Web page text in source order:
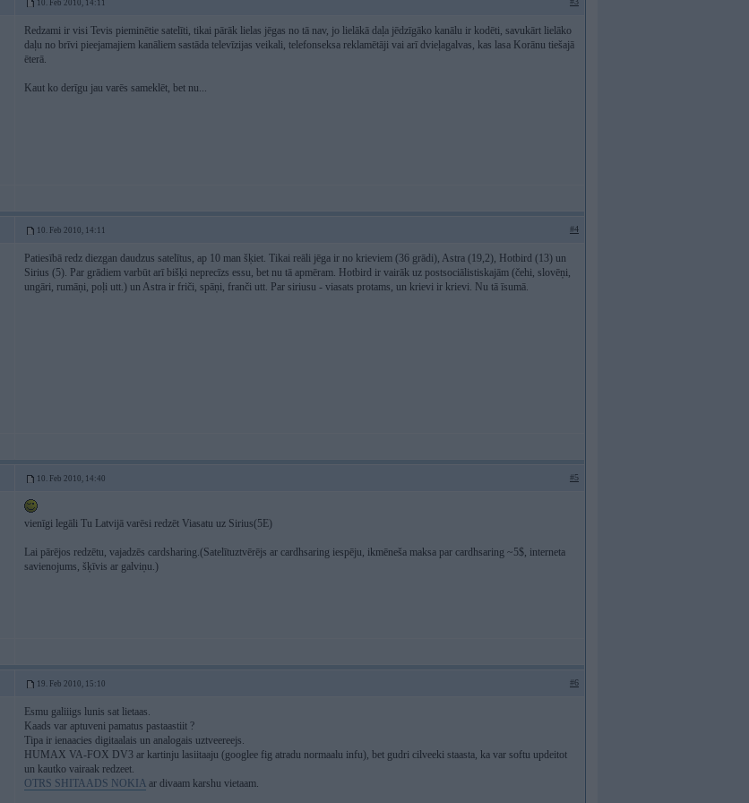
10. Feb 2010, 14:11
Redzami ir visi Tevis pieminētie satelīti, tikai pārāk lielas jēgas no tā nav, jo lielākā daļa jēdzīgāko kanālu ir kodēti, savukārt lielāko
daļu no brīvi pieejamajiem kanāliem sastāda televīzijas veikali, telefonseksa reklamētāji vai arī dvieļagalvas, kas lasa Korānu tiešajā
ēterā.
Kaut ko derīgu jau varēs sameklēt, bet nu...
10. Feb 2010, 14:11 #4
Patiesībā redz diezgan daudzus satelītus, ap 10 man šķiet. Tikai reāli jēga ir no krieviem (36 grādi), Astra (19,2), Hotbird (13) un
Sirius (5). Par grādiem varbūt arī bišķi neprecīzs essu, bet nu tā apmēram. Hotbird ir vairāk uz postsociālistiskajām (čehi, slovēņi,
ungāri, rumāņi, poļi utt.) un Astra ir friči, spāņi, franči utt. Par siriusu - viasats protams, un krievi ir krievi. Nu tā īsumā.
10. Feb 2010, 14:40 #5
vienīgi legāli Tu Latvijā varēsi redzēt Viasatu uz Sirius(5E)
Lai pārējos redzētu, vajadzēs cardsharing.(Satelītuztvērējs ar cardhsaring iespēju, ikmēneša maksa par cardhsaring ~5$, interneta
savienojums, šķīvis ar galviņu.)
19. Feb 2010, 15:10 #6
Esmu galiiigs lunis sat lietaas.
Kaads var aptuveni pamatus pastaastiit ?
Tipa ir ienaacies digitaalais un analogais uztveereejs.
HUMAX VA-FOX DV3 ar kartinju lasiitaaju (googlee fig atradu normaalu infu), bet gudri cilveeki staasta, ka var softu updeitot
un kautko vairaak redzeet.
OTRS SHITAADS NOKIA ar divaam karshu vietaam.